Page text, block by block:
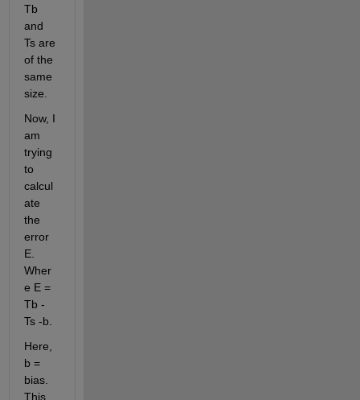
Tb
and
Ts are
of the
same
size.
Now, I
am
trying
to
calcul
ate
the
error
E.
Wher
e E =
Tb -
Ts -b.
Here,
b =
bias.
This